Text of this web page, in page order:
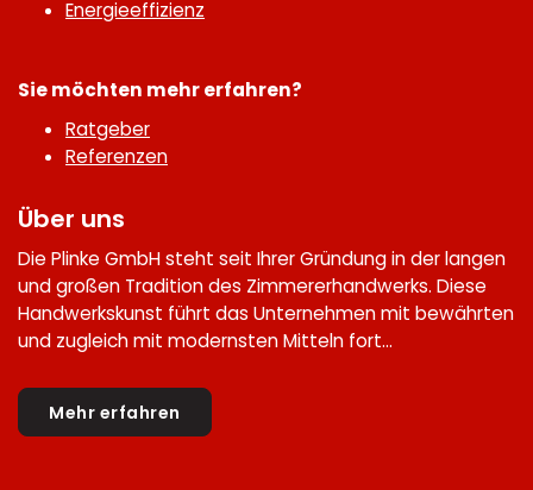
Energieeffizienz
Sie möchten mehr erfahren?
Ratgeber
Referenzen
Über uns
Die Plinke GmbH steht seit Ihrer Gründung in der langen
und großen Tradition des Zimmererhandwerks. Diese
Handwerkskunst führt das Unternehmen mit bewährten
und zugleich mit modernsten Mitteln fort...
Mehr erfahren